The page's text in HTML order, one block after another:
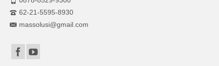
62-21-5595-8930
massolusi@gmail.com